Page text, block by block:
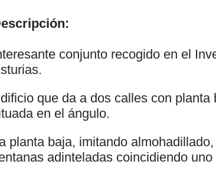
conjunto recogido en el
que da a dos calles con
en el ángulo.
planta baja, imitando
adinteladas coincidiendo